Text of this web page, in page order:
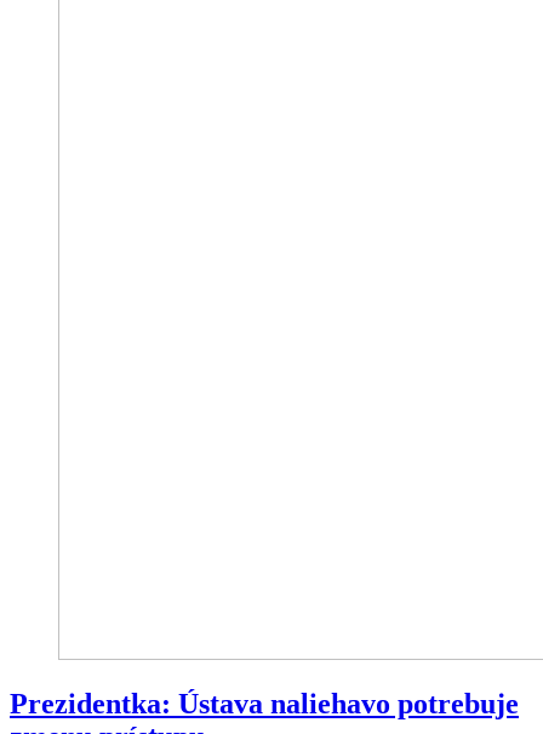
Prezidentka: Ústava naliehavo potrebuje